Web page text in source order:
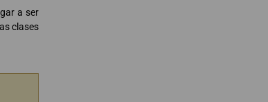
a ser
clases